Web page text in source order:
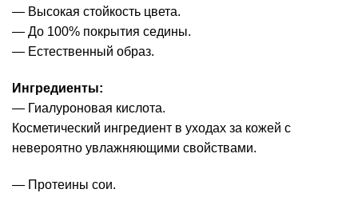
— Высокая стойкость цвета.
— До 100% покрытия седины.
— Естественный образ.
Ингредиенты:
— Гиалуроновая кислота.
Косметический ингредиент в уходах за кожей с
невероятно увлажняющими свойствами.
— Протеины сои.